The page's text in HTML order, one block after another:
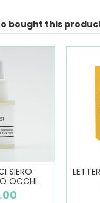
bought this
SIERO
OCCHI